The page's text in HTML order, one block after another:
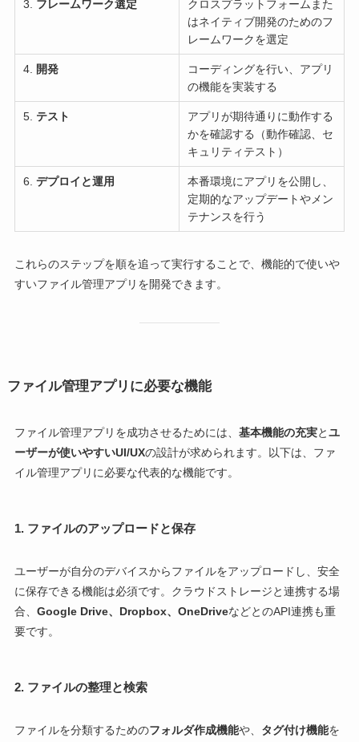
3. フレームワーク選定
クロスプラットフォームまた
はネイティブ開発のためのフ
レームワークを選定
4. 開発
コーディングを行い、アプリ
の機能を実装する
5. テスト
アプリが期待通りに動作する
かを確認する（動作確認、セ
キュリティテスト）
6.デプロイと運用
本番環境にアプリを公開し、
定期的なアップデートやメン
テナンスを行う
これらのステップを順を追って実行することで、機能的で使いや
すいファイル管理アプリを開発できます。
ファイル管理アプリに必要な機能
ファイル管理アプリを成功させるためには、 基本機能の充実とユ
ーザーが使いやすいUI/UXの設計が求められます。以下は、ファ
イル管理アプリに必要な代表的な機能です。
1. ファイルのアップロードと保存
ユーザーが自分のデバイスからファイルをアップロードし、安全
に保存できる機能は必須です。クラウドストレージと連携する場
合、 Google Drive、Dropbox、OneDriveなどとのAPI連携も重
要です。
2. ファイルの整理と検索
ファイルを分類するためのフォルダ作成機能や、 タグ付け機能を